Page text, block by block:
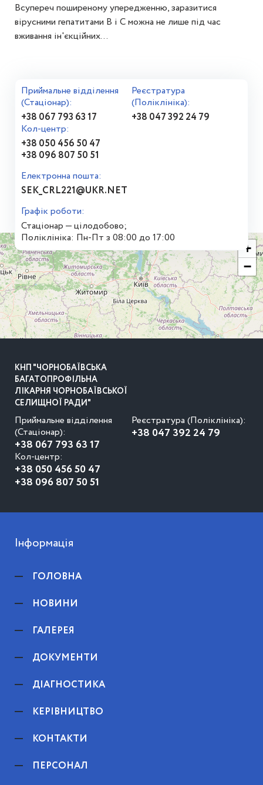
Всупереч поширеному упередженню, заразитися
вірусними гепатитами В і С можна не лише під час
вживання ін'єкційних...
Приймальне відділення
(Стаціонар):
+38 067 793 63 17
Реєстратура
(Поліклініка):
+38 047 392 24 79
Кол-центр:
+38 050 456 50 47
+38 096 807 50 51
Електронна пошта:
SEK_CRL221@UKR.NET
Графік роботи:
Стаціонар — цілодобово;
Поліклініка: Пн-Пт з 08:00 до 17:00
+
−
КНП "ЧОРНОБАЇВСЬКА
БАГАТОПРОФІЛЬНА
ЛІКАРНЯ ЧОРНОБАЇВСЬКОЇ
СЕЛИЩНОЇ РАДИ"
Приймальне відділення
(Стаціонар):
+38 067 793 63 17
Реєстратура (Поліклініка):
+38 047 392 24 79
Кол-центр:
+38 050 456 50 47
+38 096 807 50 51
Інформація
ГОЛОВНА
НОВИНИ
ГАЛЕРЕЯ
ДОКУМЕНТИ
ДІАГНОСТИКА
КЕРІВНИЦТВО
КОНТАКТИ
ПЕРСОНАЛ